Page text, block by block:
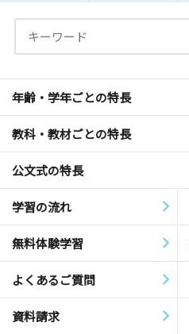
年齢・学年ごとの特長
教科・教材ごとの特長
公文式の特長
学習の流れ
無料体験学習
よくあるご質問
資料請求